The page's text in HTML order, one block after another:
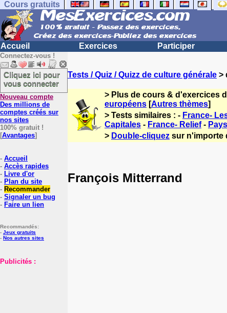
Cours gratuits
Accueil Exercices Participer
Connectez-vous !
Cliquez ici pour
vous connecter
Nouveau compte
Des millions de
comptes créés sur
nos sites
100% gratuit !
[Avantages]
- Accueil
- Accès rapides
- Livre d'or
- Plan du site
- Recommander
- Signaler un bug
- Faire un lien
Recommandés:
- Jeux gratuits
- Nos autres sites
Publicités :
Tests / Quiz / Quizz de culture générale >
> Plus de cours & d'exercices
européens [Autres thèmes]
> Tests similaires : - France-
Capitales - France- Relief-
> Double-cliquez sur n'importe
François Mitterrand